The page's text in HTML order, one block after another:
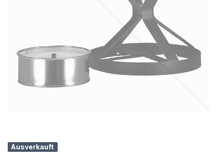
Ausverkauft